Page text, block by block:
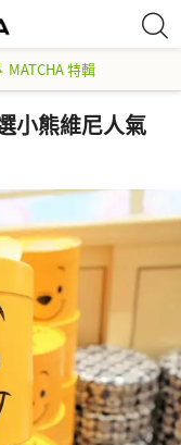
MATCHA 特輯
小熊維尼人氣